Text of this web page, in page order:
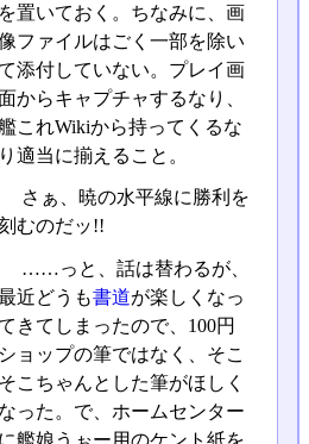
を置いておく。ちなみに、画
ファイルはごく一部を除い
添付していない。プレイ画
からキャプチャするなり、
これWikiから持ってくるな
り適当に揃えること。
さぁ、暁の水平線に勝利を
むのだッ!!
……っと、話は替わるが、
近どうも書道が楽しくなっ
きてしまったので、100円
ショップの筆ではなく、そこ
そこちゃんとした筆がほしく
なった。で、ホームセンター
に艦娘うぉー用のケント紙を